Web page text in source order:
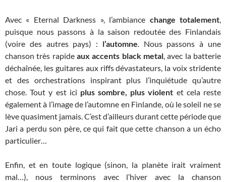
Avec « Eternal Darkness », l’ambiance change totalement,
puisque nous passons à la saison redoutée des Finlandais
(voire des autres pays) : l’automne. Nous passons à une
chanson très rapide aux accents black metal, avec la batterie
déchaînée, les guitares aux riffs dévastateurs, la voix stridente
et des orchestrations inspirant plus l’inquiétude qu’autre
chose. Tout y est ici plus sombre, plus violent et cela reste
également à l’image de l’automne en Finlande, où le soleil ne se
lève quasiment jamais. C’est d’ailleurs durant cette période que
Jari a perdu son père, ce qui fait que cette chanson a un écho
particulier…
Enfin, et en toute logique (sinon, la planète irait vraiment
mal…), nous terminons avec l’hiver avec la chanson